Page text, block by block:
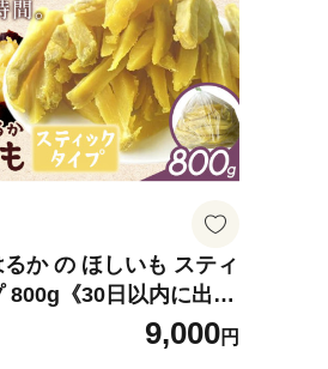
か の ほしいも スティ
800g《30日以内に出荷
除く)》株式会社ゆうゆ
ーツ おやつ 芋 さつまい
9,000円